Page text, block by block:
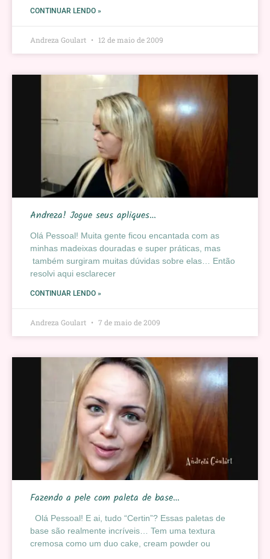
CONTINUAR LENDO »
Andreza Goulart 12 de maio de 2009
Andreza! Jogue seus apliques…
Olá Pessoal! Muita gente ficou encantada com as
minhas madeixas douradas e super práticas, mas
também surgiram muitas dúvidas sobre elas… Então
resolvi aqui esclarecer
CONTINUAR LENDO »
Andreza Goulart 7 de maio de 2009
Fazendo a pele com paleta de base…
Olá Pessoal! E ai, tudo “Certin”? Essas paletas de
base são realmente incríveis… Tem uma textura
cremosa como um duo cake, cream powder ou